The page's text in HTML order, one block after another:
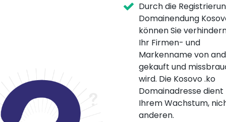
Durch die
Domainendung
können Sie
Ihr Firmen- und
Markenname von
gekauft und
wird. Die Kosovo .ko
Domainadresse dient
Ihrem Wachstum,
anderen.